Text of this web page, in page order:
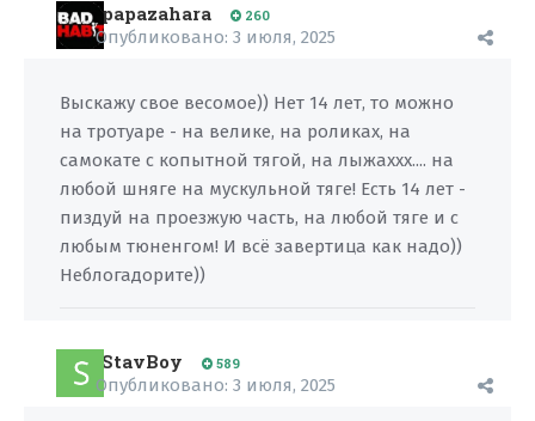
papazahara 260
Опубликовано: 3 июля, 2025
Выскажу свое весомое)) Нет 14 лет, то можно
на тротуаре - на велике, на роликах, на
самокате с копытной тягой, на лыжаххх.... на
любой шняге на мускульной тяге! Есть 14 лет -
пиздуй на проезжую часть, на любой тяге и с
любым тюненгом! И всё завертица как надо))
Неблогадорите))
StavBoy 589
Опубликовано: 3 июля, 2025